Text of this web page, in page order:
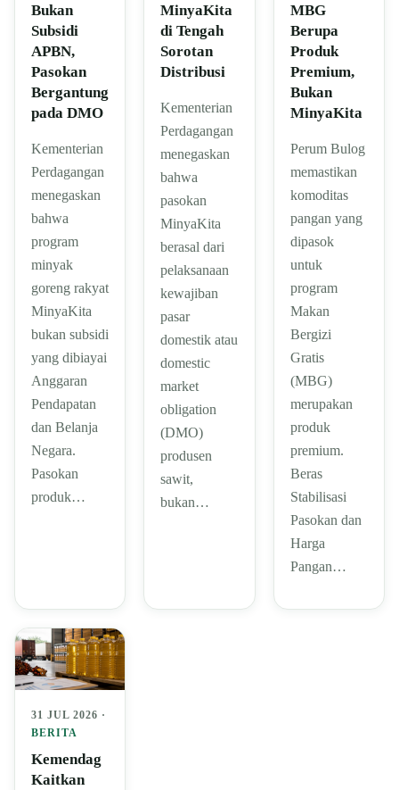
Bukan
Subsidi
APBN,
Pasokan
Bergantung
pada DMO
Kementerian
Perdagangan
menegaskan
bahwa
program
minyak
goreng rakyat
MinyaKita
bukan subsidi
yang dibiayai
Anggaran
Pendapatan
dan Belanja
Negara.
Pasokan
produk…
MinyaKita
di Tengah
Sorotan
Distribusi
Kementerian
Perdagangan
menegaskan
bahwa
pasokan
MinyaKita
berasal dari
pelaksanaan
kewajiban
pasar
domestik atau
domestic
market
obligation
(DMO)
produsen
sawit,
bukan…
MBG
Berupa
Produk
Premium,
Bukan
MinyaKita
Perum Bulog
memastikan
komoditas
pangan yang
dipasok
untuk
program
Makan
Bergizi
Gratis
(MBG)
merupakan
produk
premium.
Beras
Stabilisasi
Pasokan dan
Harga
Pangan…
31 JUL 2026 ·
BERITA
Kemendag
Kaitkan